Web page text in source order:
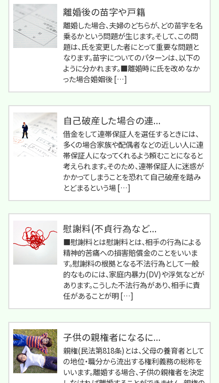
離婚後の苗字や戸籍
離婚した場合、夫婦のどちらが、どの苗字を名
乗るかという問題が生じます。そして、この問
題は、氏を変更した者にとって重要な問題と
なります。苗字についてのパターンは、以下の
ように分かれます。■離婚時に氏を改めなか
った場合婚姻後 […]
自己破産した場合の連...
借金をして連帯保証人を選任するときには、
多くの場合家族や配偶者などの近しい人に連
帯保証人になってくれるよう頼むことになると
考えられます。そのため、連帯保証人に迷惑が
かかってしまうことを恐れて自己破産を踏み
とどまるという場 […]
慰謝料(不貞行為など...
■慰謝料とは慰謝料とは、相手の行為による
精神的苦痛への損害賠償金のことをいいま
す。慰謝料の根拠となる不法行為として一般
的なものには、家庭内暴力(DV)や浮気などが
あります。こうした不法行為があり、相手に責
任があることが明 […]
子供の親権者になるに...
親権(民法第818条)とは、父母の養育者として
の地位・職分から流出する権利義務の総称を
いいます。離婚する場合、子供の親権者を決定